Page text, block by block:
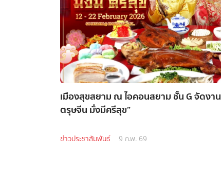
เมืองสุขสยาม ณ ไอคอนสยาม ชั้น G จัดงา
ตรุษจีน มั่งมีศรีสุข”
ข่าวประชาสัมพันธ์ 9 ก.พ. 69